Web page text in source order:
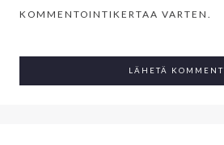
KOMMENTOINTIKERTAA VARTEN.